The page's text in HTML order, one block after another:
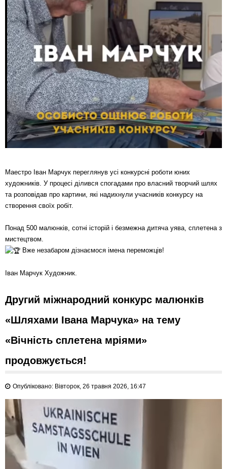
Маестро Іван Марчук переглянув усі конкурсні роботи юних
художників. У процесі ділився спогадами про власний творчий шлях
та розповідав про картини, які надихнули учасників конкурсу на
створення своїх робіт.
Понад 500 малюнків, сотні історій і безмежна дитяча уява, сплетена з
мистецтвом.
Вже незабаром дізнаємося імена переможців!
Іван Марчук Художник.
Другий міжнародний конкурс малюнків
«Шляхами Івана Марчука» на тему
«Вічність сплетена мріями»
продовжується!
Опубліковано: Вівторок, 26 травня 2026, 16:47